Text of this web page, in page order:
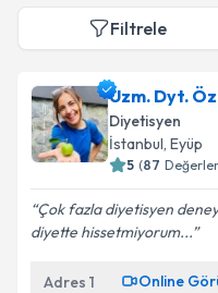
Filtrele
Uzm. Dyt.
Diyetisyen
İstanbul, Eyüp
5 (87
Çok fazla diyetisyen
diyette hissetmiyorum...
Adres 1 Online